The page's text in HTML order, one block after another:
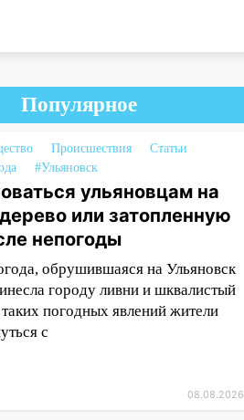
Популярное
Происшествия
Статьи
#Ульяновск
ульяновцам на
или затопленную
непогоды
обрушившаяся на Ульяновск
городу ливни и шквалистый
погодных явлений жители
с
08.08.2026